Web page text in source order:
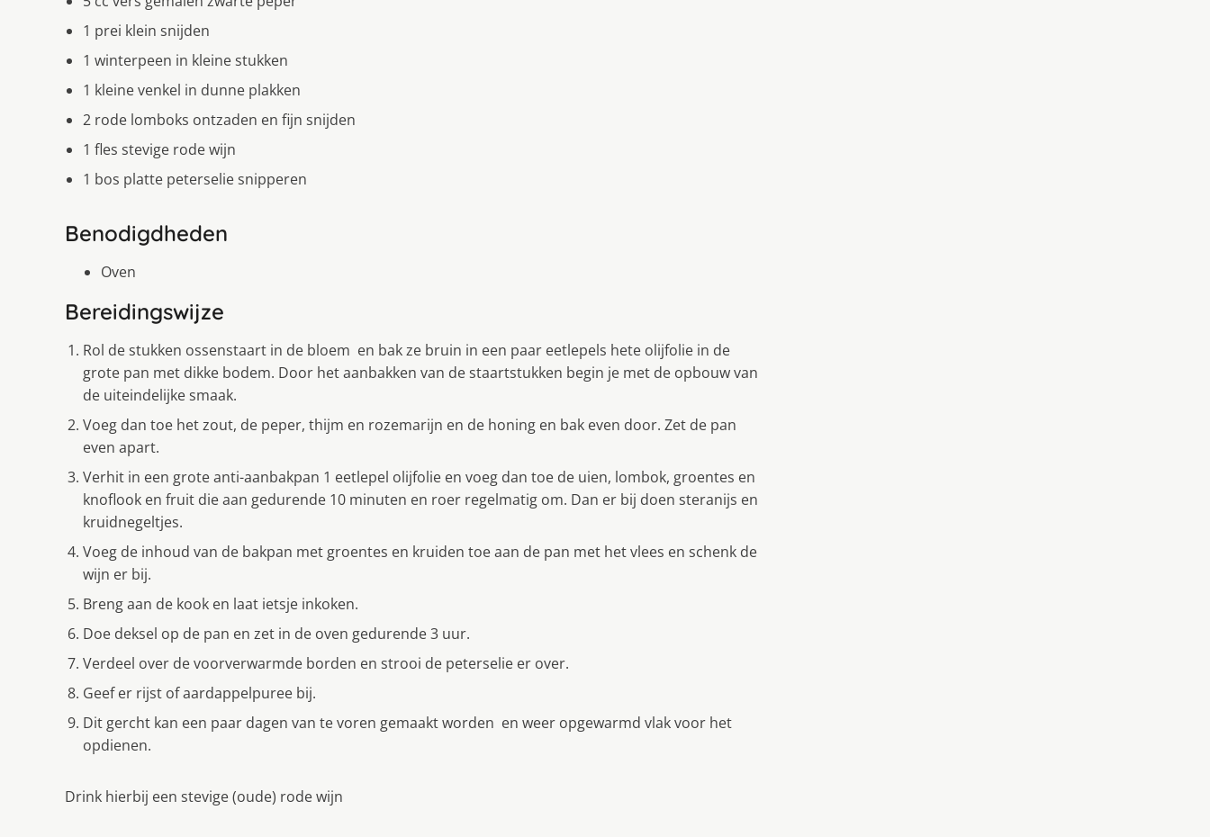
1 prei klein snijden
1 winterpeen in kleine stukken
1 kleine venkel in dunne plakken
2 rode lomboks ontzaden en fijn snijden
1 fles stevige rode wijn
1 bos platte peterselie snipperen
Benodigdheden
Oven
Bereidingswijze
Rol de stukken ossenstaart in de bloem en bak ze bruin in een paar eetlepels hete olijfolie in de
grote pan met dikke bodem. Door het aanbakken van de staartstukken begin je met de opbouw van
de uiteindelijke smaak.
Voeg dan toe het zout, de peper, thijm en rozemarijn en de honing en bak even door. Zet de pan
even apart.
Verhit in een grote anti-aanbakpan 1 eetlepel olijfolie en voeg dan toe de uien, lombok, groentes en
knoflook en fruit die aan gedurende 10 minuten en roer regelmatig om. Dan er bij doen steranijs en
kruidnegeltjes.
Voeg de inhoud van de bakpan met groentes en kruiden toe aan de pan met het vlees en schenk de
wijn er bij.
Breng aan de kook en laat ietsje inkoken.
Doe deksel op de pan en zet in de oven gedurende 3 uur.
Verdeel over de voorverwarmde borden en strooi de peterselie er over.
Geef er rijst of aardappelpuree bij.
Dit gercht kan een paar dagen van te voren gemaakt worden en weer opgewarmd vlak voor het
opdienen.
Drink hierbij een stevige (oude) rode wijn